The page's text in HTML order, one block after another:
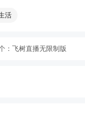
多万篇报纸全文
动图书馆其实就
活
： 飞树直播无限制版